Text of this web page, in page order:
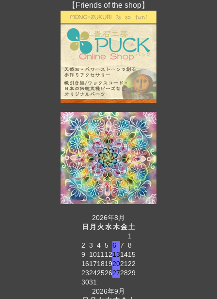
【Friends of the shop】
2026年8月
日 月 火水木金土
1
2 3 4 5 6 7 8
9
1011 12131415
161718192021 22
23242526272829
3031
2026年9月